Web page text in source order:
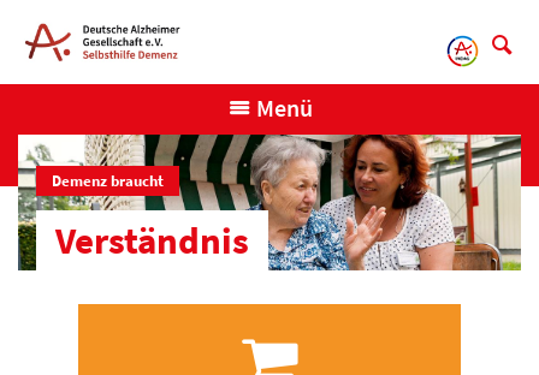
Menü
Demenz braucht
Verständnis